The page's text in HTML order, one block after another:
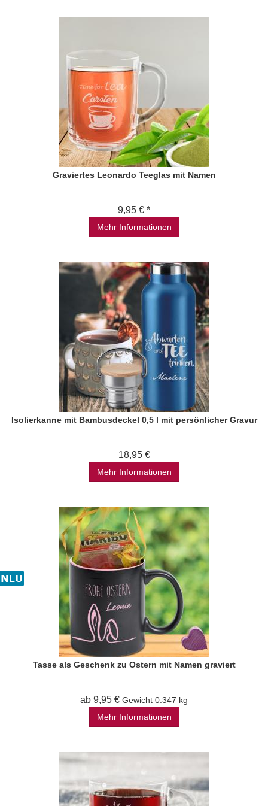
Graviertes Leonardo Teeglas mit Namen
9,95 € *
Mehr Informationen
Isolierkanne mit Bambusdeckel 0,5 l mit persönlicher Gravur
18,95 €
Mehr Informationen
Tasse als Geschenk zu Ostern mit Namen graviert
ab 9,95 € Gewicht 0.347 kg
Mehr Informationen